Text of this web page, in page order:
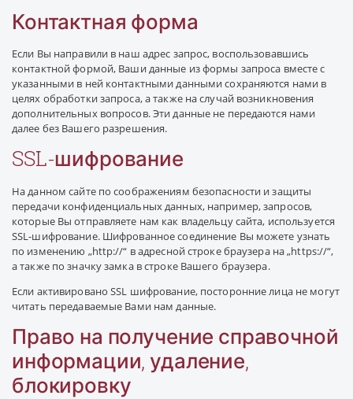
Контактная форма
Если Вы направили в наш адрес запрос, воспользовавшись
контактной формой, Ваши данные из формы запроса вместе с
указанными в ней контактными данными сохраняются нами в
целях обработки запроса, а также на случай возникновения
дополнительных вопросов. Эти данные не передаются нами
далее без Вашего разрешения.
SSL-шифрование
На данном сайте по соображениям безопасности и защиты
передачи конфиденциальных данных, например, запросов,
которые Вы отправляете нам как владельцу сайта, используется
SSL-шифрование. Шифрованное соединение Вы можете узнать
по изменению „http://“ в адресной строке браузера на „https://“,
а также по значку замка в строке Вашего браузера.
Если активировано SSL шифрование, посторонние лица не могут
читать передаваемые Вами нам данные.
Право на получение справочной
информации, удаление,
блокировку